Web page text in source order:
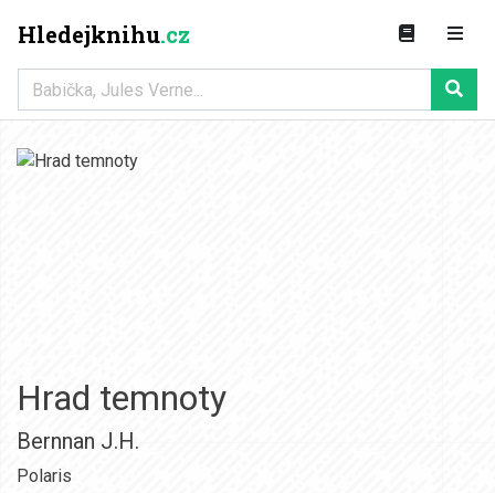
Hledejknihu.cz
Hrad temnoty
Bernnan J.H.
Polaris